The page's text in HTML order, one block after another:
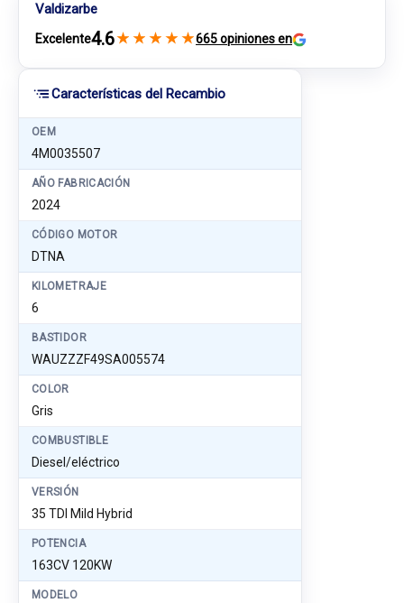
Características del Recambio
OEM
4M0035507
AÑO FABRICACIÓN
2024
CÓDIGO MOTOR
DTNA
KILOMETRAJE
6
BASTIDOR
WAUZZZF49SA005574
COLOR
Gris
COMBUSTIBLE
Diesel/eléctrico
VERSIÓN
35 TDI Mild Hybrid
POTENCIA
163CV 120KW
MODELO
Valdizarbe
Excelente4.6★ ★ ★ ★ ★665 opiniones en